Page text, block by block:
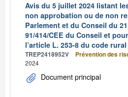
Avis du 5 juillet 2024 listant
non approbation ou de non
Parlement et du Conseil du
91/414/CEE du Conseil et
l’article L. 253-8 du code
TREP2418952V Prévention des
2024
Document principal